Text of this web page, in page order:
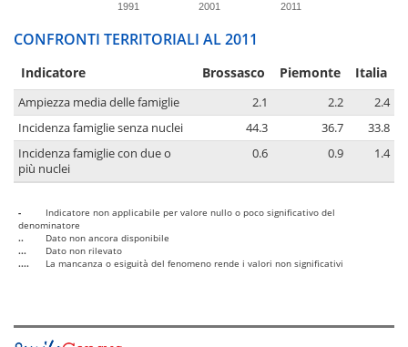
1991 2001 2011
CONFRONTI TERRITORIALI AL 2011
Indicatore Brossasco Piemonte Italia
Ampiezza media delle famiglie 2.1 2.2
2.4
Incidenza famiglie senza nuclei
44.3 36.7
33.8
Incidenza famiglie con due o
più nuclei
0.6 0.9 1.4
-
Indicatore non applicabile per valore nullo o poco significativo del
denominatore
..
Dato non ancora disponibile
...
Dato non rilevato
....
La mancanza o esiguità del fenomeno rende i valori non significativi